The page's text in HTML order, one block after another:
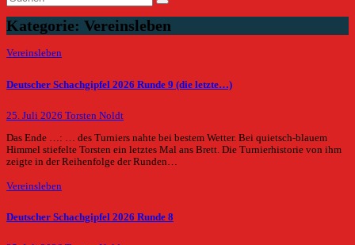
Kategorie: Vereinsleben
Vereinsleben
Deutscher Schachgipfel 2026 Runde 9 (die letzte…)
25. Juli 2026 Torsten Noldt
Das Ende …: … des Turniers nahte bei bestem Wetter. Bei quietsch-blauem
Himmel stiefelte Torsten ein letztes Mal ans Brett. Die Turnierhistorie von ihm
zeigte in der Reihenfolge der Runden…
Vereinsleben
Deutscher Schachgipfel 2026 Runde 8